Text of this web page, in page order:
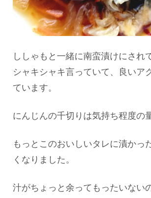
ししゃもと一緒に南蛮漬けにされ
シャキシャキ言っていて、良いア
ています。
にんじんの千切りは気持ち程度の
もっとこのおいしいタレに漬かっ
くなりました。
汁がちょっと余ってもったいない